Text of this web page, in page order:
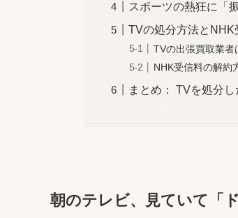
スポーツの熱狂に「
TVの処分方法と
TVの出張買取業者
NHK受信料の解約
まとめ： TVを処分
朝のテレビ、見ていて「